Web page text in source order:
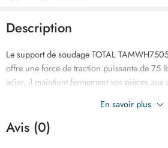
Description
Le support de soudage TOTAL
offre une force de traction puissante de 75
acier, il maintient fermement vos pièces aux
1041 g, idéal pour des soudures précises et
En savoir plus
Avis (0)